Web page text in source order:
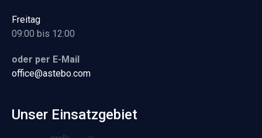
Freitag
09:00 bis 12:00
oder per E-Mail
office@astebo.com
Unser Einsatzgebiet